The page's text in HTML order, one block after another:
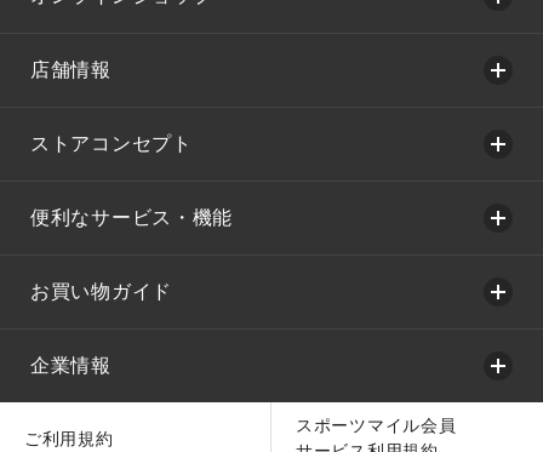
店舗情報
ストアコンセプト
便利なサービス・機能
お買い物ガイド
企業情報
ご利用規約
スポーツマイル会員